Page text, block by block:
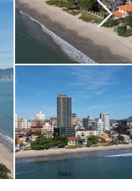
Next